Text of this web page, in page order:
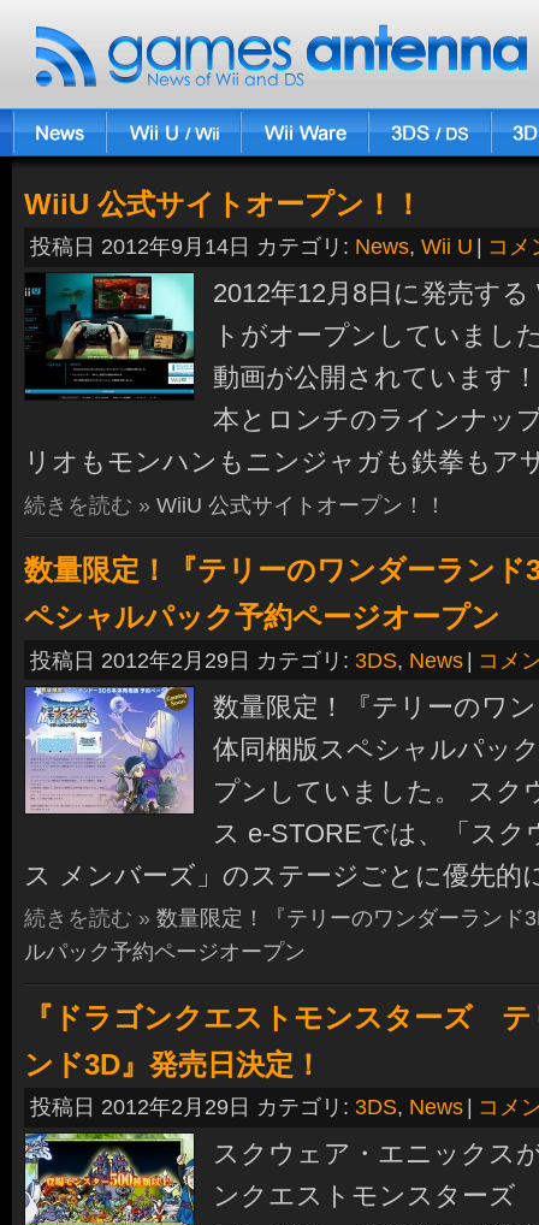
WiiU 公式サイトオープン！！
投稿日 2012年9月14日 カテゴリ: News, Wii U コメ
2012年12月8日に発売す
トがオープンしていまし
動画が公開されています
本とロンチのラインナッ
リオもモンハンもニンジャガも鉄拳もア
続きを読む » WiiU 公式サイトオープン！！
数量限定！『テリーのワンダーランド
ペシャルパック予約ページオープン
投稿日 2012年2月29日 カテゴリ: 3DS, News | コメ
数量限定！『テリーのワ
体同梱版スペシャルパッ
プンしていました。 スク
ス e-STOREでは、「ス
ス メンバーズ」のステージごとに優先
続きを読む » 数量限定！『テリーのワンダーランド
ルパック予約ページオープン
『ドラゴンクエストモンスターズ
ンド3D』発売日決定！
投稿日 2012年2月29日 カテゴリ: 3DS, News コメ
スクウェア・エニックス
ンクエストモンスターズ